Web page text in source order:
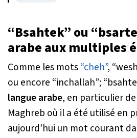
“Bsahtek” ou
arabe aux multiples
Comme les mots“cheh”,
ou encore “inchallah”;
langue arabe, en particulier
Maghreb où il a été utilisé en
aujourd’hui un mot courant